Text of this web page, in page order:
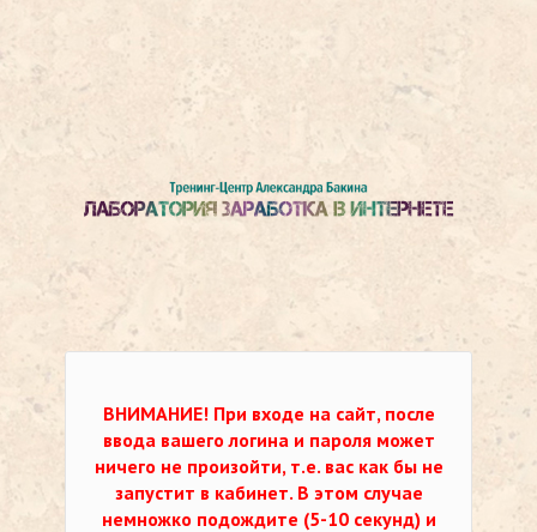
ВНИМАНИЕ! При входе на сайт, после
ввода вашего логина и пароля может
ничего не произойти, т.е. вас как бы не
запустит в кабинет. В этом случае
немножко подождите (5-10 секунд) и